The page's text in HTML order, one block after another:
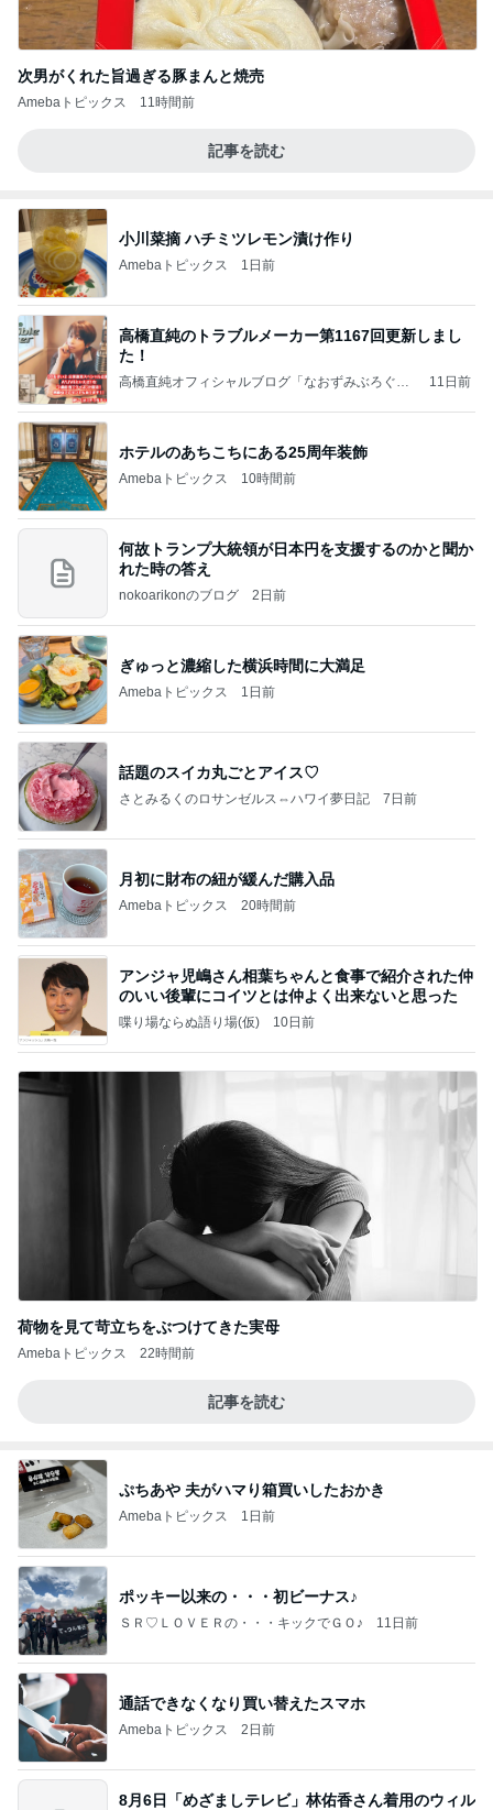
次男がくれた旨過ぎる豚まんと焼売
Amebaトピックス 11時間前
記事を読む
小川菜摘 ハチミツレモン漬け作り
Amebaトピックス 1日前
高橋直純のトラブルメーカー第1167回更新しまし
た！
高橋直純オフィシャルブログ「なおずみぶろぐ」
11日前
ホテルのあちこちにある25周年装飾
Amebaトピックス 10時間前
何故トランプ大統領が日本円を支援するのかと聞か
れた時の答え
nokoarikonのブログ 2日前
ぎゅっと濃縮した横浜時間に大満足
Amebaトピックス 1日前
話題のスイカ丸ごとアイス♡
さとみるくのロサンゼルス⇔ハワイ夢日記 7日前
月初に財布の紐が緩んだ購入品
Amebaトピックス 20時間前
アンジャ児嶋さん相葉ちゃんと食事で紹介された仲
のいい後輩にコイツとは仲よく出来ないと思った
喋り場ならぬ語り場(仮) 10日前
荷物を見て苛立ちをぶつけてきた実母
Amebaトピックス 22時間前
記事を読む
ぷちあや 夫がハマり箱買いしたおかき
Amebaトピックス 1日前
ポッキー以来の・・・初ビーナス♪
ＳＲ♡ＬＯＶＥＲの・・・キックでＧＯ♪ 11日前
通話できなくなり買い替えたスマホ
Amebaトピックス 2日前
8月6日「めざましテレビ」林佑香さん着用のウィル